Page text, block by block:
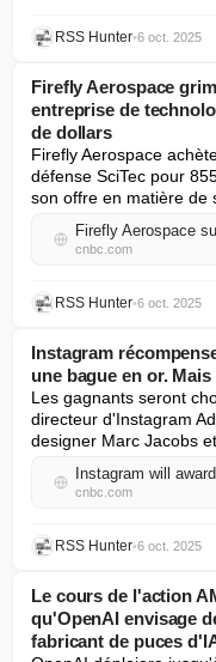
RSS Hunter•6 oct. 2025
Firefly Aerospace
entreprise de
de dollars
Firefly Aerospace
défense SciTec pour
son offre en matière de
cnbc.com
RSS Hunter•6 oct. 2025
Instagram
une bague en or.
Les gagnants seront
directeur d'Instagram
designer Marc Jacobs
cnbc.com
RSS Hunter•6 oct. 2025
Le cours de l'action
qu'OpenAI envisage
fabricant de puces